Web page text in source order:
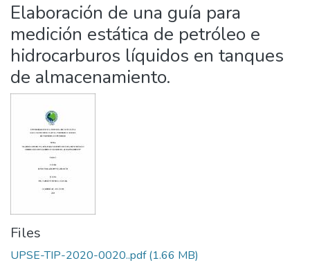
Elaboración de una guía para
medición estática de petróleo e
hidrocarburos líquidos en tanques
de almacenamiento.
Files
UPSE-TIP-2020-0020..pdf(1.66 MB)